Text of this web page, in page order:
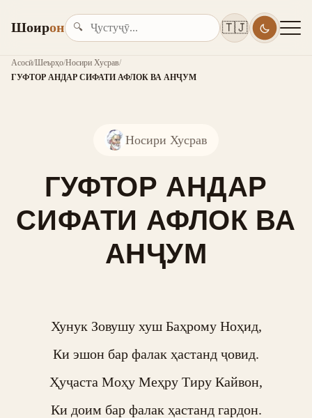
Шоирон 🔍 🇹🇯
Асосӣ/Шеърҳо/Носири Хусрав/
ГУФТОР АНДАР СИФАТИ АФЛОК ВА АНҶУМ
Носири Хусрав
ГУФТОР АНДАР
СИФАТИ АФЛОК ВА
АНҶУМ
Хунук Зовушу хуш Баҳрому Ноҳид,
Ки эшон бар фалак ҳастанд ҷовид.
Ҳуҷаста Моҳу Меҳру Тиру Кайвон,
Ки доим бар фалак ҳастанд гардон.